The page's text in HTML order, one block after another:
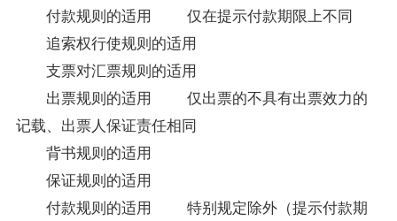
付款规则的适用 仅在提示付款期限上不同
追索权行使规则的适用
支票对汇票规则的适用
出票规则的适用 仅出票的不具有出票效力的
记载、出票人保证责任相同
背书规则的适用
保证规则的适用
付款规则的适用 特别规定除外（提示付款期